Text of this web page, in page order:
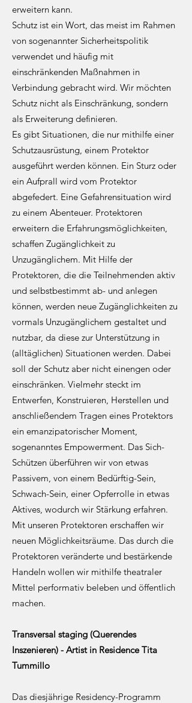
erweitern kann.
Schutz ist ein Wort, das meist im Rahmen
von sogenannter Sicherheitspolitik
verwendet und häufig mit
einschränkenden Maßnahmen in
Verbindung gebracht wird. Wir möchten
Schutz nicht als Einschränkung, sondern
als Erweiterung definieren.
Es gibt Situationen, die nur mithilfe einer
Schutzausrüstung, einem Protektor
ausgeführt werden können. Ein Sturz oder
ein Aufprall wird vom Protektor
abgefedert. Eine Gefahrensituation wird
zu einem Abenteuer. Protektoren
erweitern die Erfahrungsmöglichkeiten,
schaffen Zugänglichkeit zu
Unzugänglichem. Mit Hilfe der
Protektoren, die die Teilnehmenden aktiv
und selbstbestimmt ab- und anlegen
können, werden neue Zugänglichkeiten zu
vormals Unzugänglichem gestaltet und
nutzbar, da diese zur Unterstützung in
(alltäglichen) Situationen werden. Dabei
soll der Schutz aber nicht einengen oder
einschränken. Vielmehr steckt im
Entwerfen, Konstruieren, Herstellen und
anschließendem Tragen eines Protektors
ein emanzipatorischer Moment,
sogenanntes Empowerment. Das Sich-
Schützen überführen wir von etwas
Passivem, von einem Bedürftig-Sein,
Schwach-Sein, einer Opferrolle in etwas
Aktives, wodurch wir Stärkung erfahren.
Mit unseren Protektoren erschaffen wir
neuen Möglichkeitsräume. Das durch die
Protektoren veränderte und bestärkende
Handeln wollen wir mithilfe theatraler
Mittel performativ beleben und öffentlich
machen.
Transversal staging (Querendes
Inszenieren) - Artist in Residence Tita
Tummillo
Das diesjährige Residency-Programm